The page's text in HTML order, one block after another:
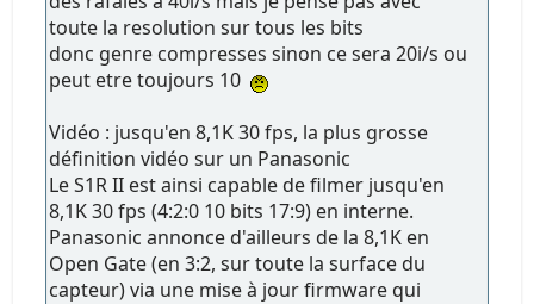
toute la resolution sur tous les bits
donc genre compresses sinon ce sera 20i/s ou
peut etre toujours 10
Vidéo : jusqu'en 8,1K 30 fps, la plus grosse
définition vidéo sur un Panasonic
Le S1R II est ainsi capable de filmer jusqu'en
8,1K 30 fps (4:2:0 10 bits 17:9) en interne.
Panasonic annonce d'ailleurs de la 8,1K en
Open Gate (en 3:2, sur toute la surface du
capteur) via une mise à jour firmware qui